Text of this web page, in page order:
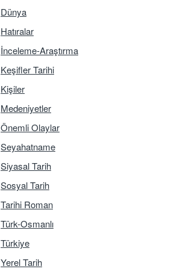
Dünya
Hatıralar
İnceleme-Araştırma
Keşifler Tarihi
Kişiler
Medeniyetler
Önemli Olaylar
Seyahatname
Siyasal Tarih
Sosyal Tarih
Tarihi Roman
Türk-Osmanlı
Türkiye
Yerel Tarih